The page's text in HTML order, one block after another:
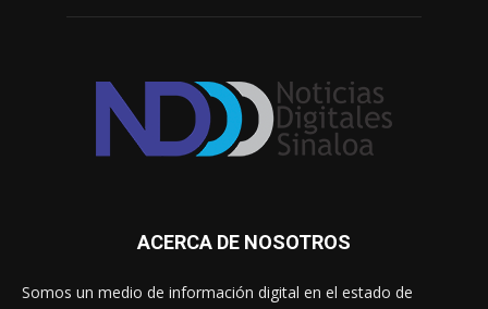
ACERCA DE NOSOTROS
Somos un medio de información digital en el estado de